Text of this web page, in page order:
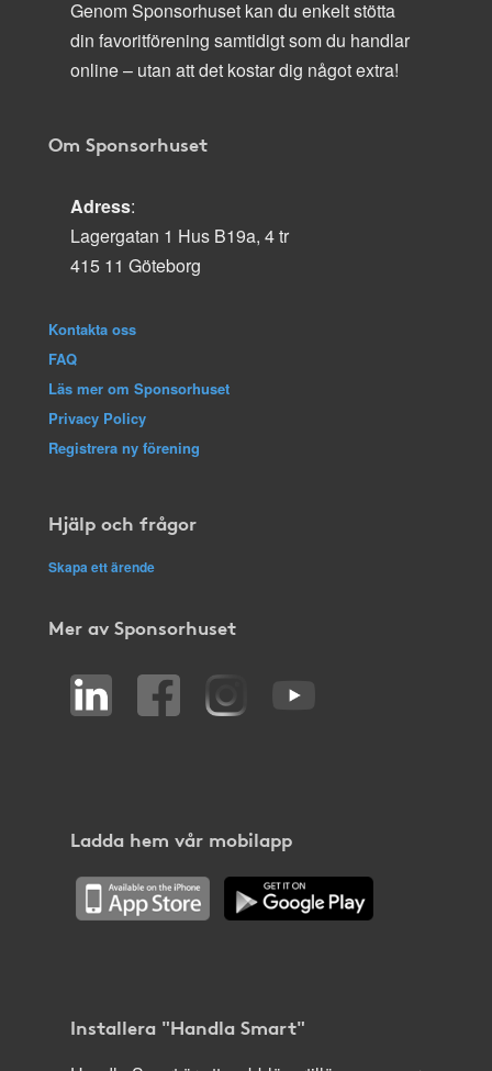
Genom Sponsorhuset kan du enkelt stötta
din favoritförening samtidigt som du handlar
online – utan att det kostar dig något extra!
Om Sponsorhuset
Adress:
Lagergatan 1 Hus B19a, 4 tr
415 11 Göteborg
Kontakta oss
FAQ
Läs mer om Sponsorhuset
Privacy Policy
Registrera ny förening
Hjälp och frågor
Skapa ett ärende
Mer av Sponsorhuset
Ladda hem vår mobilapp
Installera "Handla Smart"